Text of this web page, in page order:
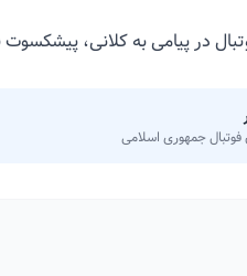
در پیامی به کلانی،
فوتبال جمهوری اسلامی